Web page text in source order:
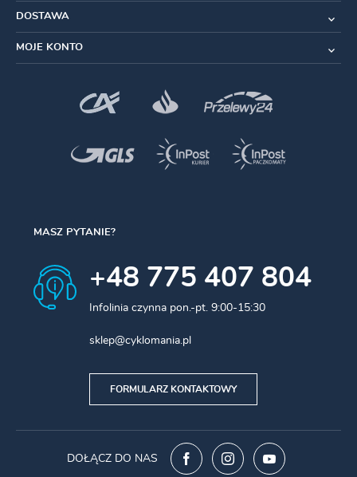
DOSTAWA
MOJE KONTO
MASZ PYTANIE?
+48 775 407 804
Infolinia czynna pon.-pt. 9:00-15:30
sklep@cyklomania.pl
FORMULARZ KONTAKTOWY
DOŁĄCZ DO NAS